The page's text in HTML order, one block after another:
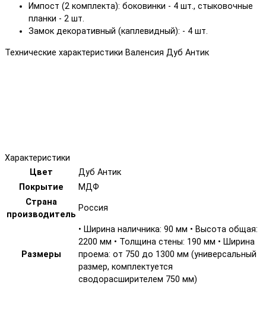
Импост (2 комплекта): боковинки - 4 шт., стыковочные
планки - 2 шт.
Замок декоративный (каплевидный): - 4 шт.
Технические характеристики Валенсия Дуб Антик
Характеристики
Цвет
Дуб Антик
Покрытие
МДФ
Страна
производитель
Россия
Размеры
• Ширина наличника: 90 мм • Высота общая:
2200 мм • Толщина стены: 190 мм • Ширина
проема: от 750 до 1300 мм (универсальный
размер, комплектуется
сводорасширителем 750 мм)